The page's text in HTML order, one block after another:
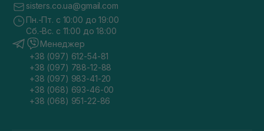
sisters.co.ua@gmail.com
Пн.-Пт. с 10:00 до 19:00
Сб.-Вс. с 11:00 до 18:00
Менеджер
+38 (097) 612-54-81
+38 (097) 788-12-88
+38 (097) 983-41-20
+38 (068) 693-46-00
+38 (068) 951-22-86